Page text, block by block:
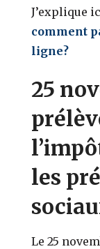
J’explique
comment
ligne?
25
les
Le 25